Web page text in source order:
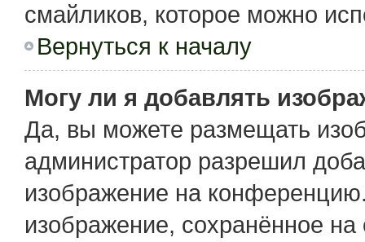
смайликов, которое можно
Вернуться к началу
Могу ли я добавлять
Да, вы можете размещать
администратор разрешил
изображение на
изображение, сохранённое